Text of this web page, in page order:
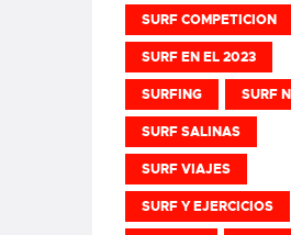
SURF COMPETICION
SURF EN EL 2023
SURFING SURF
SURF SALINAS
SURF VIAJES
SURF Y EJERCICIOS